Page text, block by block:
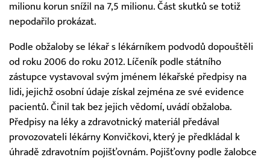
milionu korun snížil na 7,5 milionu. Část skutků se totiž
nepodařilo prokázat.
Podle obžaloby se lékař s lékárníkem podvodů dopouštěli
od roku 2006 do roku 2012. Líčeník podle státního
zástupce vystavoval svým jménem lékařské předpisy na
lidi, jejichž osobní údaje získal zejména ze své evidence
pacientů. Činil tak bez jejich vědomí, uvádí obžaloba.
Předpisy na léky a zdravotnický materiál předával
provozovateli lékárny Konvičkovi, který je předkládal k
úhradě zdravotním pojišťovnám. Pojišťovny podle žalobce